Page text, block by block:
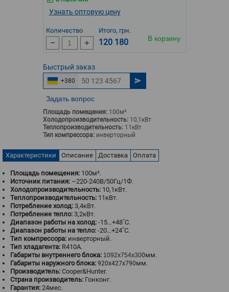
Узнать оптовую цену
Количество Итого, грн.
120 180 В корзину
Быстрый заказ
+380
Задать вопрос
Площадь помещения:100м²
Холодопроизводительность:10,1кВт
Теплопроизводительность:11кВт
Тип компрессора:инверторный
Характеристики Описание Доставка Оплата
Площадь помещения: 100м².
Источник питания: ~220-240В/50Гц/1Ф.
Холодопроизводительность: 10,1кВт.
Теплопроизводительность: 11кВт.
Потребление холод: 3,4кВт.
Потребление тепло: 3,2кВт.
Диапазон работы на холод: -15…+48˚С.
Диапазон работы на тепло: -20…+24˚С.
Тип компрессора: инверторный.
Тип хладагента: R410A.
Габариты внутреннего блока: 1092x754x300мм.
Габариты наружного блока: 920x427x790мм.
Производитель: Cooper&Hunter.
Страна производитель: Гонконг.
Гарантия: 24мес.